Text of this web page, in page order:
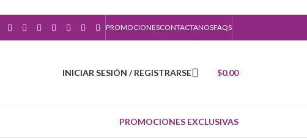
PROMOCIONESCONTACTANOSFAQS
INICIAR SESIÓN / REGISTRARSE $0.00
PROMOCIONES EXCLUSIVAS